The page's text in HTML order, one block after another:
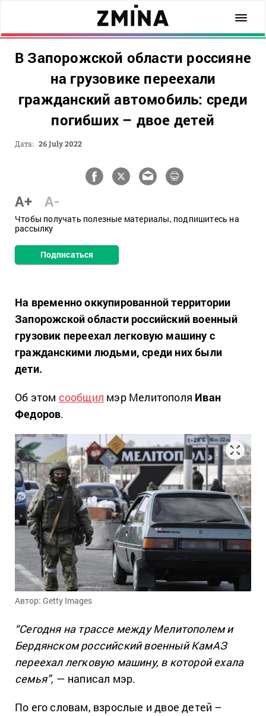
В Запорожской области россияне
на грузовике переехали
гражданский автомобиль: среди
погибших – двое детей
Дата: 26 July 2022
A+ A-
Чтобы получать полезные материалы, подпишитесь на
рассылку
Подписаться
На временно оккупированной территории
Запорожской области российский военный
грузовик переехал легковую машину с
гражданскими людьми, среди них были
дети.
Об этом сообщил мэр Мелитополя Иван
Федоров.
Автор: Getty Images
“Сегодня на трассе между Мелитополем и
Бердянском российский военный КамАЗ
переехал легковую машину, в которой ехала
семья”, — написал мэр.
По его словам, взрослые и двое детей –